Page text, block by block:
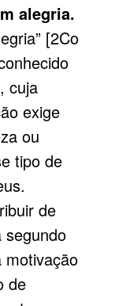
alegria.
[2Co
cuja
exige
ou
tipo de
de
segundo
motivação
de